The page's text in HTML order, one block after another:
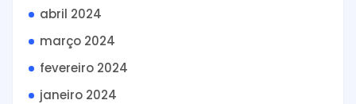
abril 2024
março 2024
fevereiro 2024
janeiro 2024